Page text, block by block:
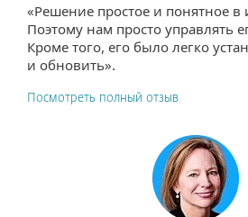
«Решение простое и понятное в
Поэтому нам просто управлять
Кроме того, его было легко
и обновить».
Посмотреть полный отзыв